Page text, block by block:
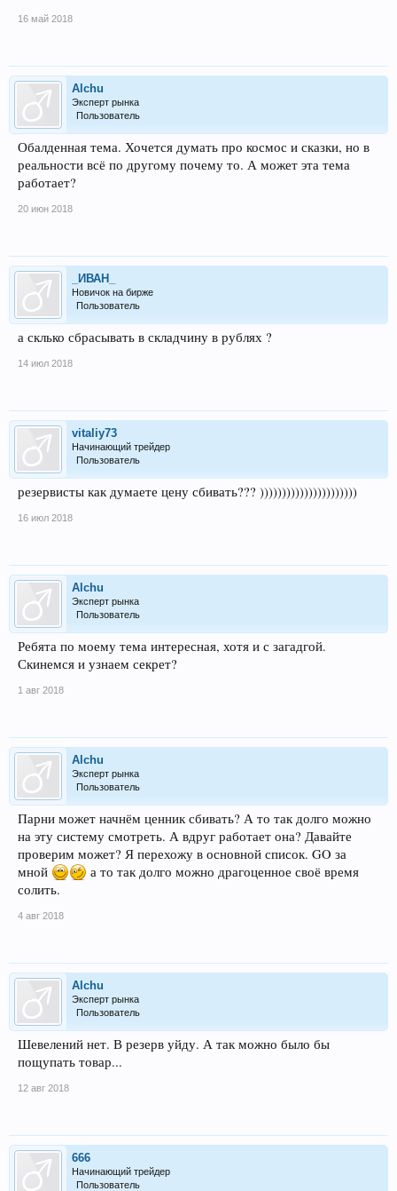
16 май 2018
Alchu
Эксперт рынка
Пользователь
Обалденная тема. Хочется думать про космос и сказки, но в
реальности всё по другому почему то. А может эта тема
работает?
20 июн 2018
_ИВАН_
Новичок на бирже
Пользователь
а склько сбрасывать в складчину в рублях ?
14 июл 2018
vitaliy73
Начинающий трейдер
Пользователь
резервисты как думаете цену сбивать??? ))))))))))))))))))))))
16 июл 2018
Alchu
Эксперт рынка
Пользователь
Ребята по моему тема интересная, хотя и с загадгой.
Скинемся и узнаем секрет?
1 авг 2018
Alchu
Эксперт рынка
Пользователь
Парни может начнём ценник сбивать? А то так долго можно
на эту систему смотреть. А вдруг работает она? Давайте
проверим может? Я перехожу в основной список. GO за
мной
а то так долго можно драгоценное своё время
солить.
4 авг 2018
Alchu
Эксперт рынка
Пользователь
Шевелений нет. В резерв уйду. А так можно было бы
пощупать товар...
12 авг 2018
666
Начинающий трейдер
Пользователь